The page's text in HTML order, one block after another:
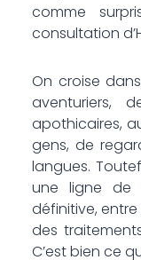
comme
consultation
On croise
aventuriers,
apothicaires,
gens, de
langues.
une ligne de
définitive,
des
C’est bien ce